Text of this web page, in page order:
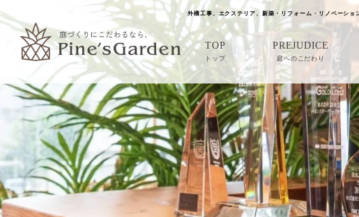
外構工事、エクステリア、新築・リフォーム・リノベーシ
TOP
トップ
PREJUDICE
庭へのこだわり